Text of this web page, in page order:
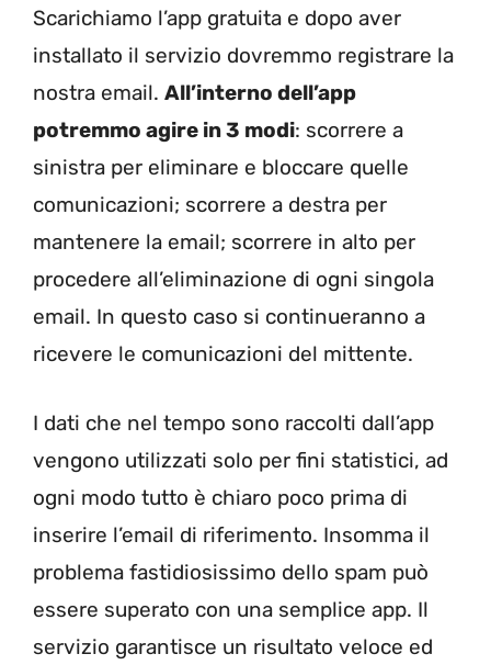
Scarichiamo l’app gratuita e dopo aver
installato il servizio dovremmo registrare la
nostra email. All’interno dell’app
potremmo agire in 3 modi: scorrere a
sinistra per eliminare e bloccare quelle
comunicazioni; scorrere a destra per
mantenere la email; scorrere in alto per
procedere all’eliminazione di ogni singola
email. In questo caso si continueranno a
ricevere le comunicazioni del mittente.
I dati che nel tempo sono raccolti dall’app
vengono utilizzati solo per fini statistici, ad
ogni modo tutto è chiaro poco prima di
inserire l’email di riferimento. Insomma il
problema fastidiosissimo dello spam può
essere superato con una semplice app. Il
servizio garantisce un risultato veloce ed